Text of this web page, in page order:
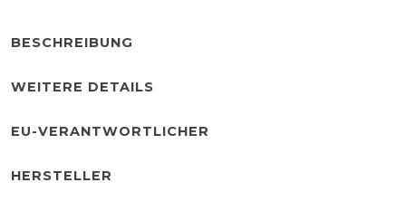
BESCHREIBUNG
WEITERE DETAILS
EU-VERANTWORTLICHER
HERSTELLER